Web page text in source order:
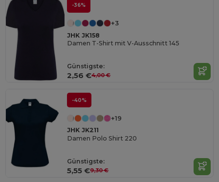
-36%
+3
JHK JK158
Damen T-Shirt mit V-Ausschnitt 145
Günstigste:
2,56 €4,00 €
-40%
+19
JHK JK211
Damen Polo Shirt 220
Günstigste:
5,55 €9,30 €